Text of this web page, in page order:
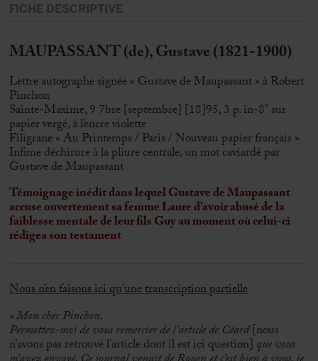
FICHE DESCRIPTIVE
MAUPASSANT (de), Gustave (1821-1900)
Lettre autographe signée « Gustave de Maupassant » à Robert
Pinchon
Sainte-Maxime, 9 7bre [septembre] [18]95, 3 p. in-8° sur
papier vergé, à l’encre violette
Filigrane « Au Printemps / Paris / Nouveau papier français »
Infime déchirure à la pliure centrale, un mot caviardé par
Gustave de Maupassant
Témoignage inédit dans lequel Gustave de Maupassant
accuse ouvertement sa femme Laure d’avoir abusé de la
faiblesse mentale de leur fils Guy au moment où celui-ci
rédigea son testament
Nous n’en faisons ici qu’une transcription partielle
« Mon cher Pinchon,
Permettez-moi de vous remercier de l’article de Céard[nous
n’avons pas retrouvé l’article dont il est ici question] que vous